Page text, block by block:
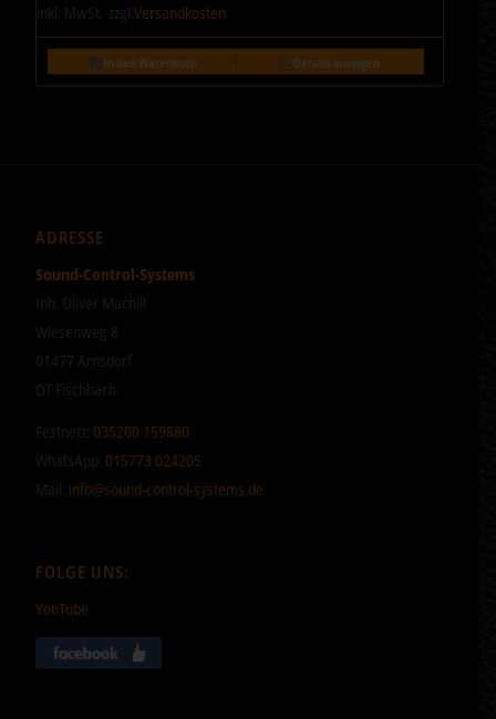
inkl. MwSt. zzgl.Versandkosten
In den Warenkorb Details anzeigen
ADRESSE
Sound-Control-Systems
Inh. Oliver Machill
Wiesenweg 8
01477 Arnsdorf
OT Fischbach
Festnetz: 035200 159880
WhatsApp: 015773 024205
Mail: info@sound-control-systems.de
FOLGE UNS:
YouTube